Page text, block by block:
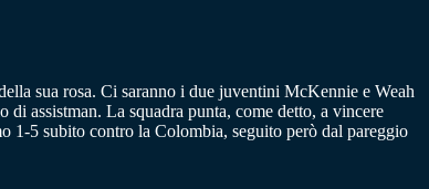
sua rosa. Ci saranno i due juventini McKennie e Weah
di assistman. La squadra punta, come detto, a vincere
1-5 subito contro la Colombia, seguito però dal pareggio